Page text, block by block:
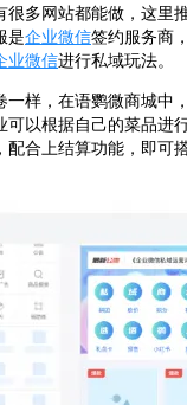
很多网站都能做，这里
是企业微信签约服务商
业微信进行私域玩法。
一样，在语鹦微商城中
可以根据自己的菜品进
配合上结算功能，即可